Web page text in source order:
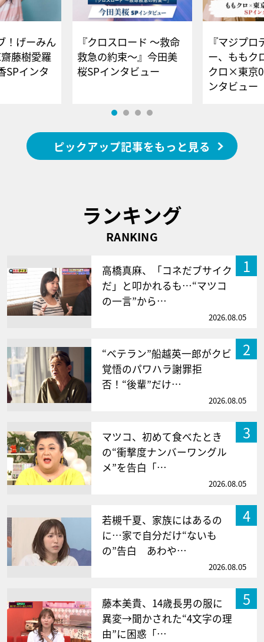
！げーみん
藤樹愛羅
SPインタ
『クロスロード ～救命
救急の約束～』今田美
桜SPインタビュー
『マジプロ
ー、ももク
クロ×東京
ンタビュー
ピックアップ記事をもっと見る
ランキング
RANKING
1
高橋真麻、「コネだブサイク
だ」と叩かれるも…“マツコ
の一言”から…
2026.08.05
2
“ベテラン”船越英一郎がクビ
覚悟のパワハラ謝罪拒
否！“後輩”だけ…
2026.08.05
3
マツコ、初めて食べたとき
の“衝撃度ナンバーワングル
メ”を告白「…
2026.08.05
4
若槻千夏、家族にはあるの
に…家で自分だけ“ないも
の”告白 あわや…
2026.08.05
5
藤本美貴、14歳長男の服に
異変→聞かされた“4文字の理
由”に困惑「…